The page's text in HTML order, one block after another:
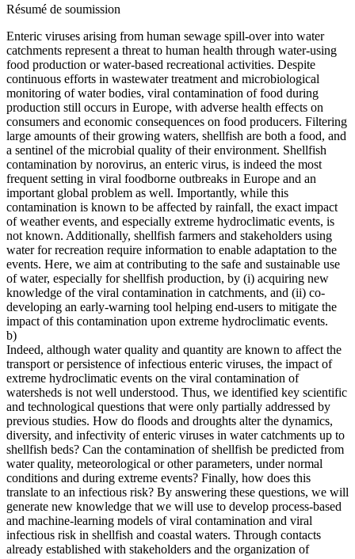
Résumé de soumission
Enteric viruses arising from human sewage spill-over into water
catchments represent a threat to human health through water-using
food production or water-based recreational activities. Despite
continuous efforts in wastewater treatment and microbiological
monitoring of water bodies, viral contamination of food during
production still occurs in Europe, with adverse health effects on
consumers and economic consequences on food producers. Filtering
large amounts of their growing waters, shellfish are both a food, and
a sentinel of the microbial quality of their environment. Shellfish
contamination by norovirus, an enteric virus, is indeed the most
frequent setting in viral foodborne outbreaks in Europe and an
important global problem as well. Importantly, while this
contamination is known to be affected by rainfall, the exact impact
of weather events, and especially extreme hydroclimatic events, is
not known. Additionally, shellfish farmers and stakeholders using
water for recreation require information to enable adaptation to the
events. Here, we aim at contributing to the safe and sustainable use
of water, especially for shellfish production, by (i) acquiring new
knowledge of the viral contamination in catchments, and (ii) co-
developing an early-warning tool helping end-users to mitigate the
impact of this contamination upon extreme hydroclimatic events.
b)
Indeed, although water quality and quantity are known to affect the
transport or persistence of infectious enteric viruses, the impact of
extreme hydroclimatic events on the viral contamination of
watersheds is not well understood. Thus, we identified key scientific
and technological questions that were only partially addressed by
previous studies. How do floods and droughts alter the dynamics,
diversity, and infectivity of enteric viruses in water catchments up to
shellfish beds? Can the contamination of shellfish be predicted from
water quality, meteorological or other parameters, under normal
conditions and during extreme events? Finally, how does this
translate to an infectious risk? By answering these questions, we will
generate new knowledge that we will use to develop process-based
and machine-learning models of viral contamination and viral
infectious risk in shellfish and coastal waters. Through contacts
already established with stakeholders and the organization of